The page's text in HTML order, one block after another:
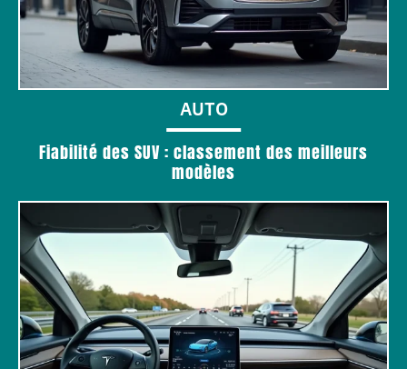
AUTO
Fiabilité des SUV : classement des meilleurs
modèles